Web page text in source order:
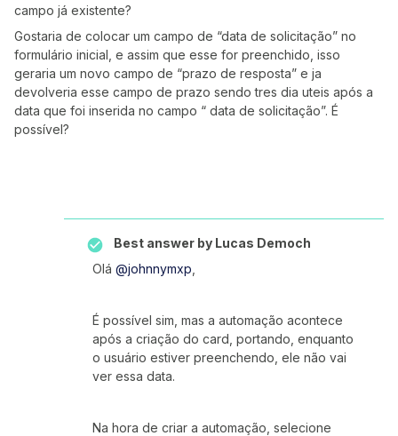
campo já existente?
Gostaria de colocar um campo de “data de solicitação” no
formulário inicial, e assim que esse for preenchido, isso
geraria um novo campo de “prazo de resposta” e ja
devolveria esse campo de prazo sendo tres dia uteis após a
data que foi inserida no campo “ data de solicitação”. É
possível?
Best answer by Lucas Democh
Olá @johnnymxp
É possível sim, mas a automação acontece
após a criação do card, portando, enquanto
o usuário estiver preenchendo, ele não vai
ver essa data.
Na hora de criar a automação, selecione